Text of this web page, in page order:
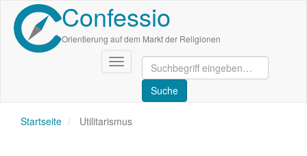
Direkt
zum
Inhalt
Confessio
Orientierung auf dem Markt der Religionen
Navigation
aktivieren/deaktivieren
Startseite Utilitarismus